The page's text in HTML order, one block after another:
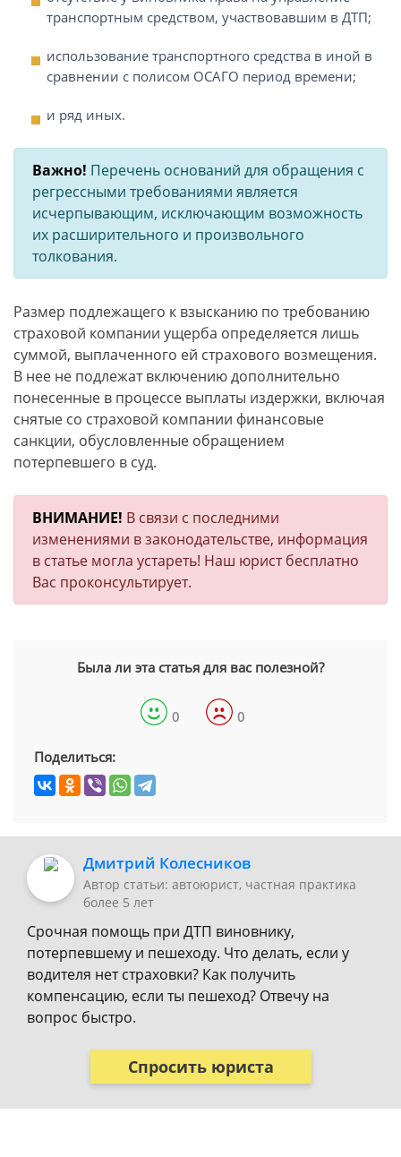
транспортным средством, участвовавшим в ДТП;
использование транспортного средства в иной в
сравнении с полисом ОСАГО период времени;
и ряд иных.
Важно! Перечень оснований для обращения с
регрессными требованиями является
исчерпывающим, исключающим возможность
их расширительного и произвольного
толкования.
Размер подлежащего к взысканию по требованию
страховой компании ущерба определяется лишь
суммой, выплаченного ей страхового возмещения.
В нее не подлежат включению дополнительно
понесенные в процессе выплаты издержки, включая
снятые со страховой компании финансовые
санкции, обусловленные обращением
потерпевшего в суд.
ВНИМАНИЕ! В связи с последними
изменениями в законодательстве, информация
в статье могла устареть! Наш юрист бесплатно
Вас проконсультирует.
Была ли эта статья для вас полезной?
0 0
Поделиться:
Дмитрий Колесников
Автор статьи: автоюрист, частная практика
более 5 лет
Срочная помощь при ДТП виновнику,
потерпевшему и пешеходу. Что делать, если у
водителя нет страховки? Как получить
компенсацию, если ты пешеход? Отвечу на
вопрос быстро.
Спросить юриста